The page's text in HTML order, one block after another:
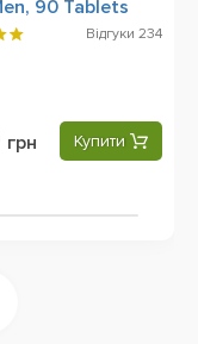
90 Tablets
Відгуки 234
грн Купити